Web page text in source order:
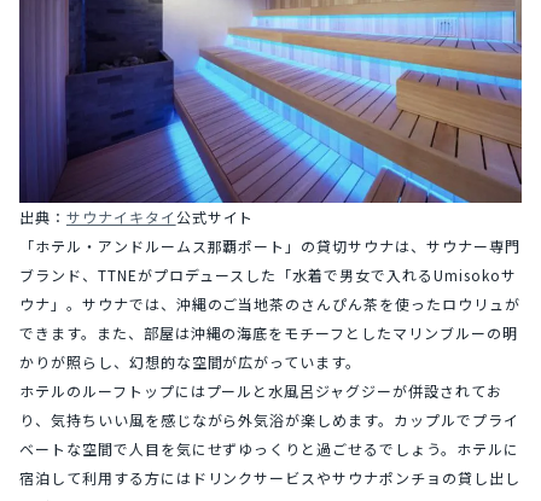
出典： サウナイキタイ公式サイト
「ホテル・アンドルームス那覇ポート」の貸切サウナは、サウナー専門
ブランド、TTNEがプロデュースした「水着で男女で入れるUmisokoサ
ウナ」。サウナでは、沖縄のご当地茶のさんぴん茶を使ったロウリュが
できます。また、部屋は沖縄の海底をモチーフとしたマリンブルーの明
かりが照らし、幻想的な空間が広がっています。
ホテルのルーフトップにはプールと水風呂ジャグジーが併設されてお
り、気持ちいい風を感じながら外気浴が楽しめます。カップルでプライ
ベートな空間で人目を気にせずゆっくりと過ごせるでしょう。ホテルに
宿泊して利用する方にはドリンクサービスやサウナポンチョの貸し出し